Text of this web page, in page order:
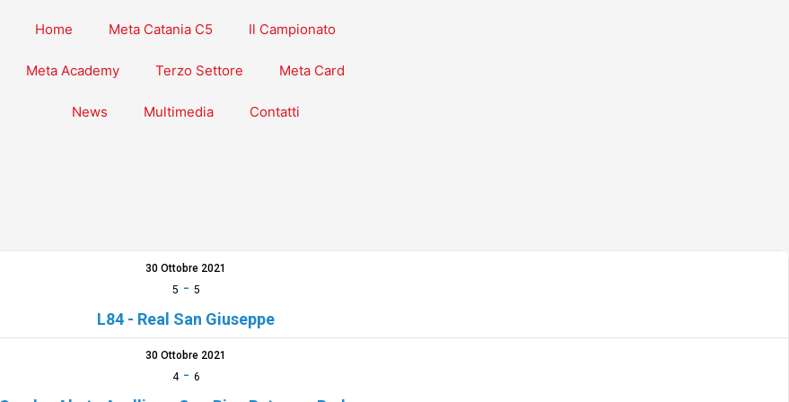
Home Meta Catania C5 Il Campionato
Meta Academy Terzo Settore Meta Card
News Multimedia Contatti
30 Ottobre 2021
5 - 5
L84 - Real San Giuseppe
30 Ottobre 2021
4- 6